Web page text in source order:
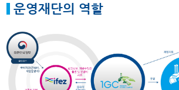
운영재단의 역할